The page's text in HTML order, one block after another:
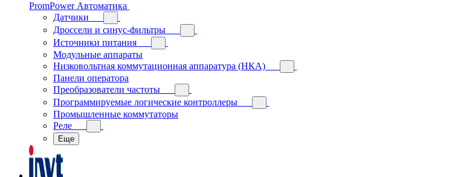
PromPower Автоматика
Датчики
Дроссели и синус-фильтры
Источники питания
Модульные аппараты
Низковольтная коммутационная аппаратура (НКА)
Панели оператора
Преобразователи частоты
Программируемые логические контроллеры
Промышленные коммутаторы
Реле
Еще